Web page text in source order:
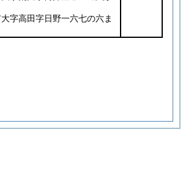
字高田字日野一六七の六ま